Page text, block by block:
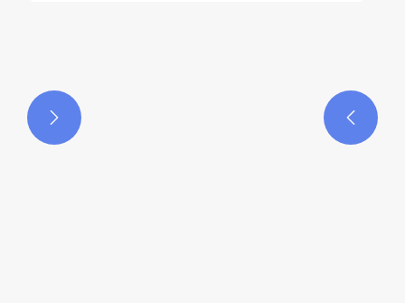
ما هو مبدأ عمل قاطع الدائرة؟

